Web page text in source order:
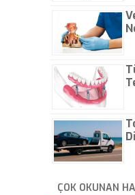
ÇOK OKUNAN